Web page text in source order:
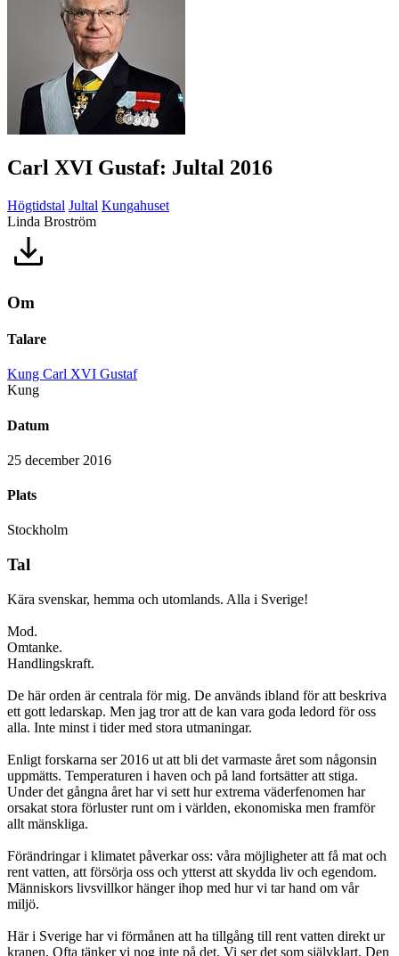
Carl XVI Gustaf: Jultal 2016
Högtidstal Jultal Kungahuset
Linda Broström
Om
Talare
Kung Carl XVI Gustaf
Kung
Datum
25 december 2016
Plats
Stockholm
Tal
Kära svenskar, hemma och utomlands. Alla i Sverige!
Mod.
Omtanke.
Handlingskraft.
De här orden är centrala för mig. De används ibland för att beskriva
ett gott ledarskap. Men jag tror att de kan vara goda ledord för oss
alla. Inte minst i tider med stora utmaningar.
Enligt forskarna ser 2016 ut att bli det varmaste året som någonsin
uppmätts. Temperaturen i haven och på land fortsätter att stiga.
Under det gångna året har vi sett hur extrema väderfenomen har
orsakat stora förluster runt om i världen, ekonomiska men framför
allt mänskliga.
Förändringar i klimatet påverkar oss: våra möjligheter att få mat och
rent vatten, att försörja oss och ytterst att skydda liv och egendom.
Människors livsvillkor hänger ihop med hur vi tar hand om vår
miljö.
Här i Sverige har vi förmånen att ha tillgång till rent vatten direkt ur
kranen. Ofta tänker vi nog inte på det. Vi ser det som självklart. Den